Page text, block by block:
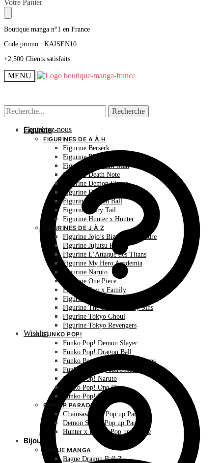
Skip
to
navigation
Skip
to
content
Votre Panier
Boutique manga n°1 en France
Code promo : KAISEN10
+2,500 Clients satisfaits
MENU
Recherche
pour :
Recherche
Contactez-nous
Wishlist
Recherche
pour :
Recherche
Figurine
FIGURINES DE A À H
Figurine Berserk
Figurine Bleach
Figurine Chainsaw Man
Figurine Death Note
Figurine Demon Slayer
Figurine Dr Stone
Figurine Dragon Ball
Figurine Fairy Tail
Figurine Hunter x Hunter
FIGURINES DE J À Z
Figurine Jojo’s Bizarre Adventure
Figurine Jujutsu Kaisen
Figurine L’Attaque des Titans
Figurine My Hero Academia
Figurine Naruto
Figurine One Piece
Figurine Spy x Family
Figurine The Promised Neverland
Figurine The Seven Deadly Sins
Figurine Tokyo Ghoul
Figurine Tokyo Revengers
FUNKO POP!
Funko Pop! Demon Slayer
Funko Pop! Dragon Ball
Funko Pop! L’Attaque des Titans
Funko Pop! My Hero Academia
Funko Pop! Naruto
Funko Pop! One Piece
Funko Pop! Pokémon
POP UP PARADE
Chainsaw Man Pop up Parade
Demon Slayer Pop up Parade
Hunter x Hunter Pop up Parade
Bijoux
BAGUE MANGA
Bague Dragon Ball Z